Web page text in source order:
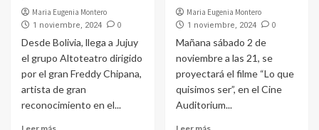
Maria Eugenia Montero
1 noviembre, 2024 0
Desde Bolivia, llega a Jujuy
el grupo Altoteatro dirigido
por el gran Freddy Chipana,
artista de gran
reconocimiento en el...
Maria Eugenia Montero
1 noviembre, 2024 0
Mañana sábado 2 de
noviembre a las 21, se
proyectará el filme “Lo que
quisimos ser”, en el Cine
Auditorium...